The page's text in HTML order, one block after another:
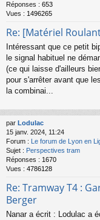
Réponses : 653
Vues : 1496265
Re: [Matériel
Intéressant que ce petit
le signal habituel ne
(ce qui laisse d'ailleurs
pour s'arrêter avant que
la combinai...
par Lodulac
15 janv. 2024, 11:24
Forum :
Le forum de Lyon en
Sujet : Perspectives tram
Réponses : 1670
Vues : 4786128
Re: Tramway T4 :
Berger
Nanar a écrit : Lodulac a